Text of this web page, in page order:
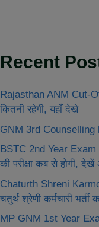
Recent
Rajasthan ANM Cut-
कितनी रहेगी, यहाँ देखे
GNM 3rd Counselling
BSTC 2nd Year Exam
की परीक्षा कब से होगी,
Chaturth Shreni
चतुर्थ श्रेणी कर्मचारी भर्ती
MP GNM 1st Year